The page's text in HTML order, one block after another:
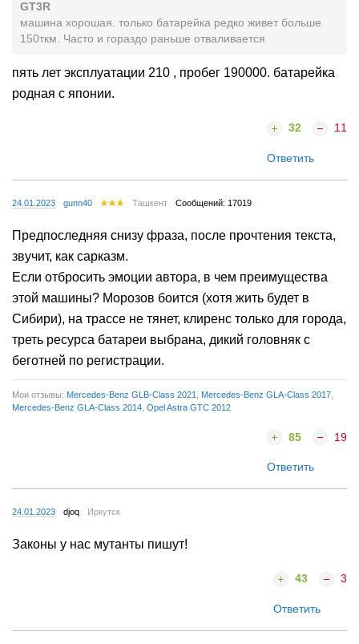
GT3R
машина хорошая. только батарейка редко живет больше
150ткм. Часто и гораздо раньше отваливается
пять лет эксплуатации 210 , пробег 190000. батарейка
родная с японии.
32 11
Ответить
24.01.2023 gunn40 Ташкент Сообщений: 17019
Предпоследняя снизу фраза, после прочтения текста,
звучит, как сарказм.
Если отбросить эмоции автора, в чем преимущества
этой машины? Морозов боится (хотя жить будет в
Сибири), на трассе не тянет, клиренс только для города,
треть ресурса батареи выбрана, дикий головняк с
беготней по регистрации.
Мои отзывы: Mercedes-Benz GLB-Class 2021 Mercedes-Benz GLA-Class 2017
Mercedes-Benz GLA-Class 2014 Opel Astra GTC 2012
85 19
Ответить
24.01.2023 djoq Иркутск
Законы у нас мутанты пишут!
43 3
Ответить